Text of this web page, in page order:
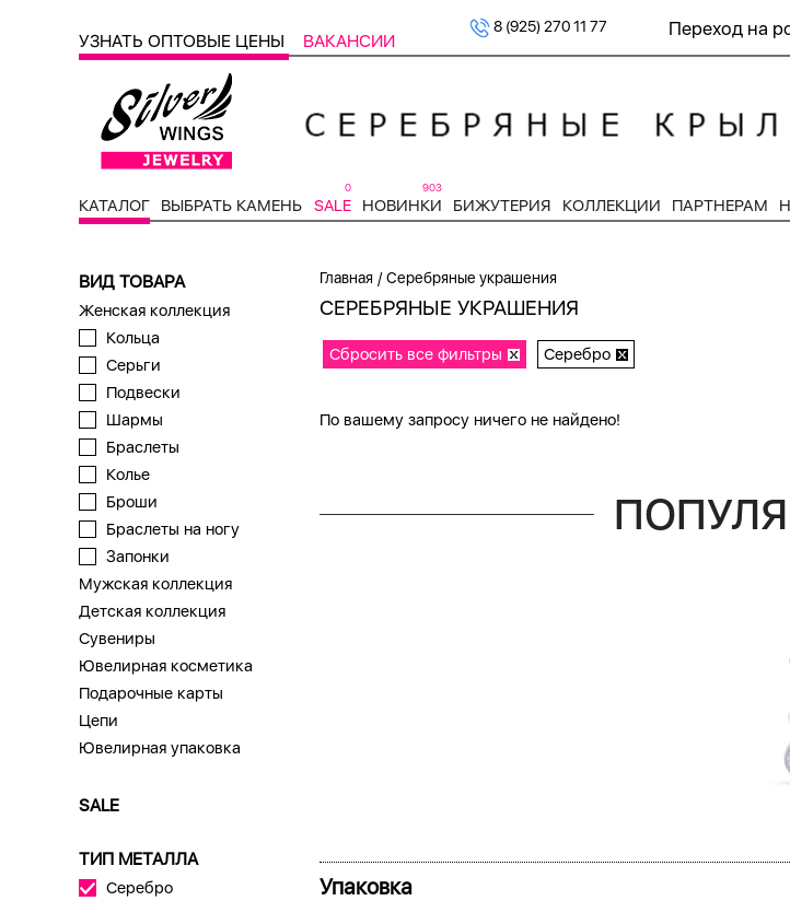
УЗНАТЬ ОПТОВЫЕ ЦЕНЫ ВАКАНСИИ
8 (925) 270 11 77 Переход на
КАТАЛОГ ВЫБРАТЬ КАМЕНЬ SALE
0
НОВИНКИ
903
БИЖУТЕРИЯ КОЛЛЕКЦИИ ПАРТНЕРАМ
ВИД ТОВАРА
Женская коллекция
Кольца
Серьги
Подвески
Шармы
Браслеты
Колье
Броши
Браслеты на ногу
Запонки
Мужская коллекция
Детская коллекция
Сувениры
Ювелирная косметика
Подарочные карты
Цепи
Ювелирная упаковка
SALE
ТИП МЕТАЛЛА
Серебро
Главная /Серебряные украшения
СЕРЕБРЯНЫЕ УКРАШЕНИЯ
Сбросить все фильтры Серебро
По вашему запросу ничего не найдено!
Упаковка